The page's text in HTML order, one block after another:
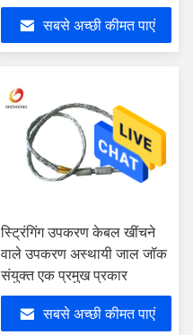
सबसे अच्छी कीमत पाएं
स्ट्रिंगिंग उपकरण केबल खींचने
वाले उपकरण अस्थायी जाल जॉक
संयुक्त एक प्रमुख प्रकार
सबसे अच्छी कीमत पाएं